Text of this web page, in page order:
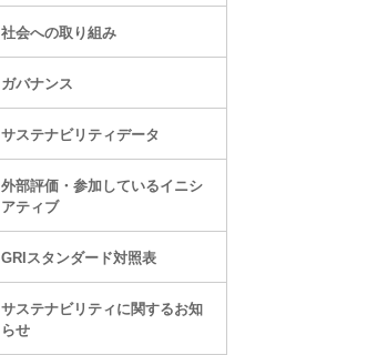
社会への取り組み
ガバナンス
サステナビリティデータ
外部評価・参加しているイニシ
アティブ
GRIスタンダード対照表
サステナビリティに関するお知
らせ